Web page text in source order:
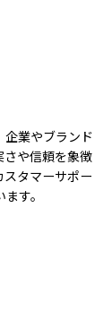
企業やブランド
さや信頼を象徴
タマーサポー
す。